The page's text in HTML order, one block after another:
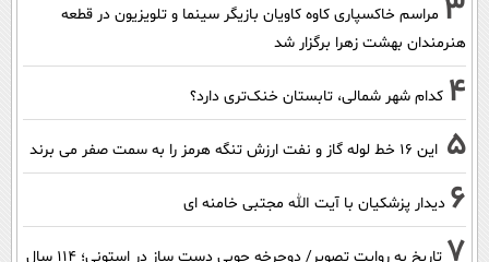
3 مراسم خاکسپاری کاوه کاویان بازیگر سینما و تلویزیون در قطعه
هنرمندان بهشت زهرا برگزار شد
4 کدام شهر شمالی، تابستان خنک‌تری دارد؟
5 این 16 خط لوله گاز و نفت ارزش تنگه هرمز را به سمت صفر می برند
6 دیدار پزشکیان با آیت الله مجتبی خامنه ای
7
تاریخ به روایت تصویر/ دوچرخه چوبی دست ساز در استونی؛ 114 سال